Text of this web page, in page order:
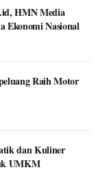
HMN Media
Ekonomi Nasional
Raih Motor
dan Kuliner
UMKM